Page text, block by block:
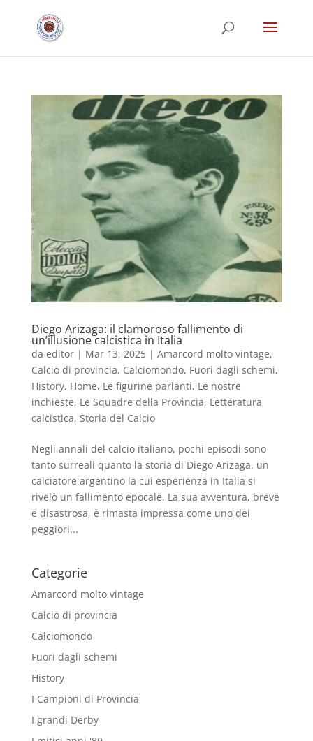
Diego Arizaga: il clamoroso fallimento di
un’illusione calcistica in Italia
da editor| Mar 13, 2025| Amarcord molto vintage,
Calcio di provincia, Calciomondo, Fuori dagli schemi,
History, Home, Le figurine parlanti, Le nostre
inchieste, Le Squadre della Provincia, Letteratura
calcistica, Storia del Calcio
Negli annali del calcio italiano, pochi episodi sono
tanto surreali quanto la storia di Diego Arizaga, un
calciatore argentino la cui esperienza in Italia si
rivelò un fallimento epocale. La sua avventura, breve
e disastrosa, è rimasta impressa come uno dei
peggiori...
Categorie
Amarcord molto vintage
Calcio di provincia
Calciomondo
Fuori dagli schemi
History
I Campioni di Provincia
I grandi Derby